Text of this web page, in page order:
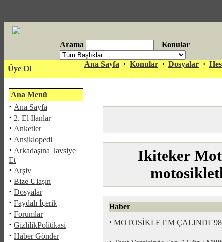
Arama Konular
Üye Ol
antalya
Ana Sayfa · Konular · Dosyalar ·
Ana Menü
· Ana Sayfa
· 2. El Ilanlar
· Anketler
· Ansiklopedi
· Arkadaşına Tavsiye
Et
· Arşiv
· Bize Ulaşın
· Dosyalar
· Faydalı İçerik
· Forumlar
· GizlilikPolitikasi
· Haber Gönder
Ikiteker
Haber
· MOTOSİKLETİM ÇALINDI '98